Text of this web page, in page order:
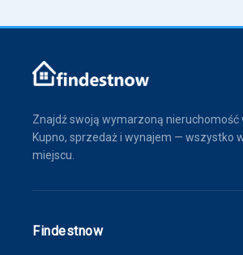
Znajdź swoją wymarzoną nieruchomość
Kupno, sprzedaż i wynajem — wszystko
miejscu.
Findestnow